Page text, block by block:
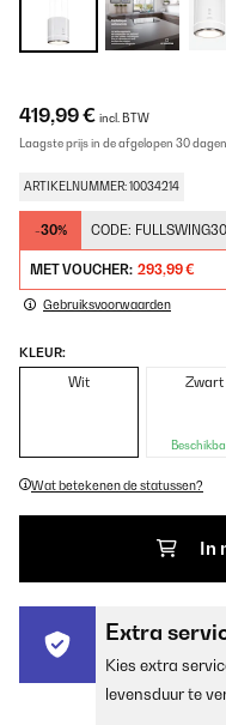
419,99 € incl. BTW
Laagste prijs in de afgelopen 30
ARTIKELNUMMER: 10034214
-30% CODE: FULLSWING30
MET VOUCHER: 293,99 €
Gebruiksvoorwaarden
KLEUR:
Wit Zwart
Wat betekenen de statussen?
In
Extra
Kies extra
levensduur te